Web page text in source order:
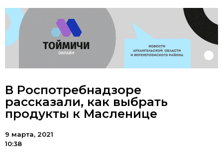
В Роспотребнадзоре
рассказали, как выбрать
продукты к Масленице
9 марта, 2021
10:38